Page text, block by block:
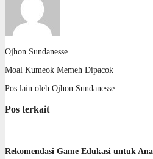
Ojhon Sundanesse
Moal Kumeok Memeh Dipacok
Pos lain oleh Ojhon Sundanesse
Pos terkait
Rekomendasi Game Edukasi untuk